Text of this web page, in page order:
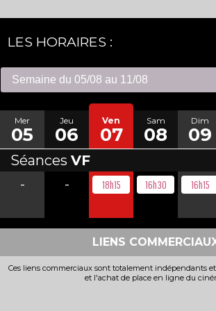
LES HORAIRES :
Mer
05
Jeu
06
Ven
07
Sam
08
Dim
09
Séances VF
-
- 18h15 16h30 16h15
LIENS
Ces liens commerciaux sont totalement indépendants
et l'achat de place en ligne du